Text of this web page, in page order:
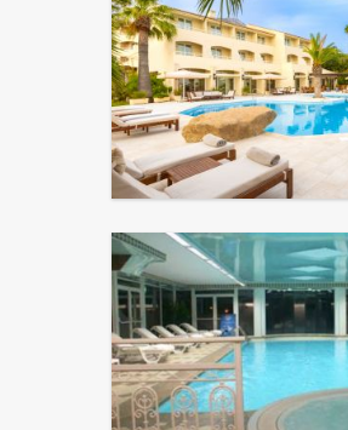
Hôtel Spa Kasano****
Hôtel Corsica Spa